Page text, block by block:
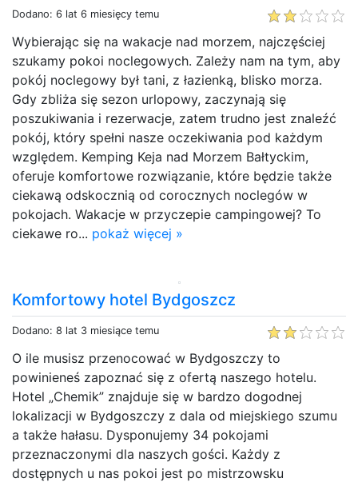
Dodano: 6 lat 6 miesięcy temu
Wybierając się na wakacje nad morzem, najczęściej
szukamy pokoi noclegowych. Zależy nam na tym, aby
pokój noclegowy był tani, z łazienką, blisko morza.
Gdy zbliża się sezon urlopowy, zaczynają się
poszukiwania i rezerwacje, zatem trudno jest znaleźć
pokój, który spełni nasze oczekiwania pod każdym
względem. Kemping Keja nad Morzem Bałtyckim,
oferuje komfortowe rozwiązanie, które będzie także
ciekawą odskocznią od corocznych noclegów w
pokojach. Wakacje w przyczepie campingowej? To
ciekawe ro... pokaż więcej »
Komfortowy hotel Bydgoszcz
Dodano: 8 lat 3 miesiące temu
O ile musisz przenocować w Bydgoszczy to
powinieneś zapoznać się z ofertą naszego hotelu.
Hotel „Chemik” znajduje się w bardzo dogodnej
lokalizacji w Bydgoszczy z dala od miejskiego szumu
a także hałasu. Dysponujemy 34 pokojami
przeznaczonymi dla naszych gości. Każdy z
dostępnych u nas pokoi jest po mistrzowsku